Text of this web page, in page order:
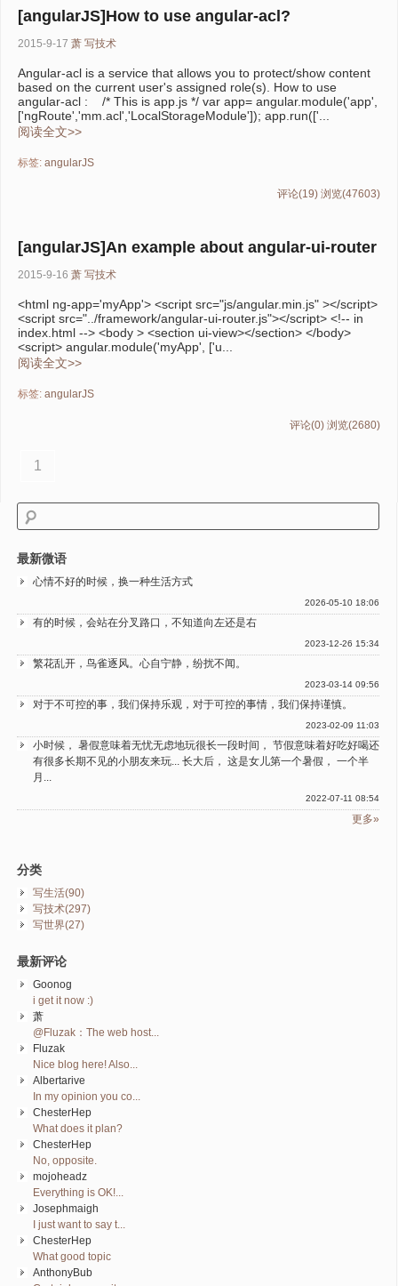
[angularJS]How to use angular-acl?
2015-9-17 萧 写技术
Angular-acl is a service that allows you to protect/show content
based on the current user's assigned role(s). How to use
angular-acl : /* This is app.js */ var app= angular.module('app',
['ngRoute','mm.acl','LocalStorageModule']); app.run(['...
阅读全文>>
标签: angularJS
评论(19) 浏览(47603)
[angularJS]An example about angular-ui-router
2015-9-16 萧 写技术
<html ng-app='myApp'> <script src="js/angular.min.js" ></script>
<script src="../framework/angular-ui-router.js"></script> <!-- in
index.html --> <body > <section ui-view></section> </body>
<script> angular.module('myApp', ['u...
阅读全文>>
标签: angularJS
评论(0) 浏览(2680)
1
最新微语
心情不好的时候，换一种生活方式
2026-05-10 18:06
有的时候，会站在分叉路口，不知道向左还是右
2023-12-26 15:34
繁花乱开，鸟雀逐风。心自宁静，纷扰不闻。
2023-03-14 09:56
对于不可控的事，我们保持乐观，对于可控的事情，我们保持谨慎。
2023-02-09 11:03
小时候， 暑假意味着无忧无虑地玩很长一段时间， 节假意味着好吃好喝还
有很多长期不见的小朋友来玩... 长大后， 这是女儿第一个暑假， 一个半
月...
2022-07-11 08:54
更多»
分类
写生活(90)
写技术(297)
写世界(27)
最新评论
Goonog
i get it now :)
萧
@Fluzak：The web host...
Fluzak
Nice blog here! Also...
Albertarive
In my opinion you co...
ChesterHep
What does it plan?
ChesterHep
No, opposite.
mojoheadz
Everything is OK!...
Josephmaigh
I just want to say t...
ChesterHep
What good topic
AnthonyBub